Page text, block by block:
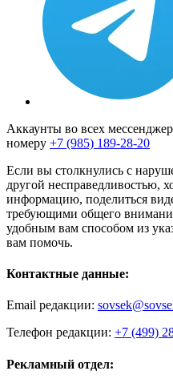
Аккаунты во всех
номеру +7 (985) 189-28-20
Если вы столкнулись с
другой несправедливостью,
информацию, поделиться
требующими общего
удобным вам способом из
вам помочь.
Контактные данные:
Email редакции:
Телефон редакции: +7 (499)
Рекламный отдел: